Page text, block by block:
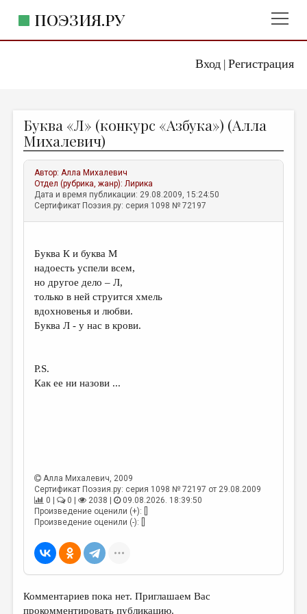
Вход| Регистрация
ПОЭЗИЯ.РУ
ЖАНРЫ
АВТОРЫ
КОММЕНТАРИИ
ЛИТСАЛОН
ПРАВИЛА САЙТА
ОТДЕЛЫ И РУБРИКИ
ИЗБРАННОЕ
ДАЙДЖЕСТ
ПЕРЕВОДЫ
ОБЗОР ЛИТЕРАТУРЫ
СТРАНИЦЫ ПАМЯТИ
ОБЪЯВЛЕНИЯ
КОЛОНКА РЕДАКТОРА
РЕДКОЛЛЕГИЯ
ОТ РЕДАКЦИИ
Буква «Л» (конкурс «Азбука») (Алла
Михалевич)
Автор:Алла Михалевич
Отдел (рубрика, жанр):Лирика
Дата и время публикации: 29.08.2009, 15:24:50
Сертификат Поэзия.ру: серия 1098 № 72197
Буква К и буква М
надоесть успели всем,
но другое дело – Л,
только в ней струится хмель
вдохновенья и любви.
Буква Л - у нас в крови.
P.S.
Как ее ни назови ...
Алла Михалевич, 2009
Сертификат Поэзия.ру: серия 1098 № 72197 от 29.08.2009
0 |
0 | 2038 |
09.08.2026. 18:39:50
Произведение оценили (+): []
Произведение оценили (-): []
Комментариев пока нет. Приглашаем Вас
прокомментировать публикацию.